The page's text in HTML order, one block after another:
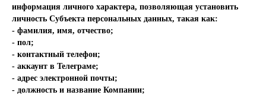
информация личного характера, позволяющая установить
личность Субъекта персональных данных, такая как:
- фамилия, имя, отчество;
- пол;
- контактный телефон;
- аккаунт в Телеграме;
- адрес электронной почты;
- должность и название Компании;